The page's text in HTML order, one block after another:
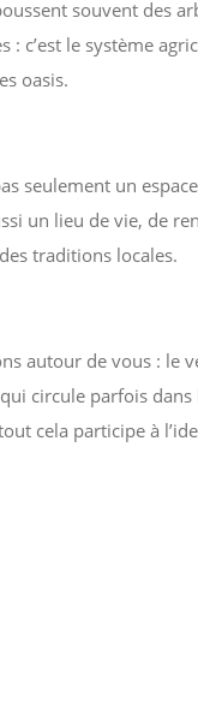
souvent des
: c’est le système
oasis.
seulement un
un lieu de vie, de
traditions locales.
autour de vous : le
circule parfois dans
cela participe à